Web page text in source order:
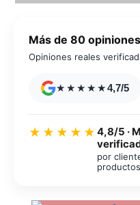
Más de 80
Opiniones reales
★★★★★4,7/5
★★★★★ 4,8/5 ·
por
productos